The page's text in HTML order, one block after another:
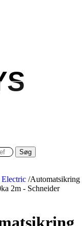
Søg
Electric /Automatsikring
2m - Schneider